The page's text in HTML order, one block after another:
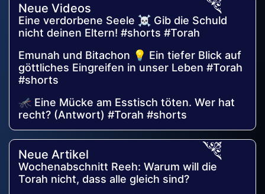
Neue Videos
Eine verdorbene Seele ☠️ Gib die Schuld
nicht deinen Eltern! #shorts #Torah
Emunah und Bitachon 💡 Ein tiefer Blick auf
göttliches Eingreifen in unser Leben #Torah
#shorts
🦟 Eine Mücke am Esstisch töten. Wer hat
recht? (Antwort) #Torah #shorts
Neue Artikel
Wochenabschnitt Reeh: Warum will die
Torah nicht, dass alle gleich sind?